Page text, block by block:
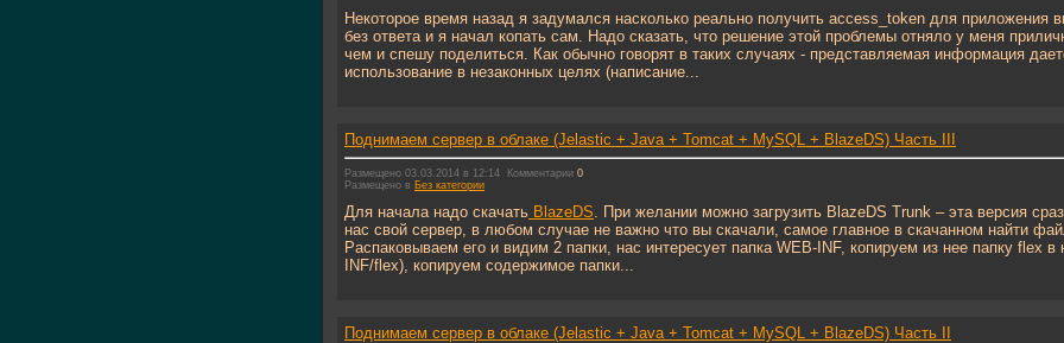
Некоторое время назад я задумался насколько реально получить access_token для приложения
без ответа и я начал копать сам. Надо сказать, что решение этой проблемы отняло у меня
чем и спешу поделиться. Как обычно говорят в таких случаях - представляемая информация
использование в незаконных целях (написание...
Поднимаем сервер в облаке (Jelastic + Java + Tomcat + MySQL + BlazeDS) Часть III
Размещено 03.03.2014 в 12:14 Комментарии 0
Размещено в Без категории
Для начала надо скачать BlazeDS . При желании можно загрузить BlazeDS Trunk – эта версия
нас свой сервер, в любом случае не важно что вы скачали, самое главное в скачанном найти
Распаковываем его и видим 2 папки, нас интересует папка WEB-INF, копируем из нее папку flex
INF/flex), копируем содержимое папки...
Поднимаем сервер в облаке (Jelastic + Java + Tomcat + MySQL + BlazeDS) Часть II